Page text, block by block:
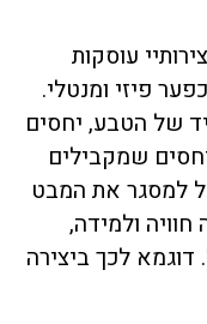
עוסקות
פיזי ומנטלי.
של הטבע, יחסים
שמקבילים
למסגר את המבט
ולמידה,
לכך ביצירה